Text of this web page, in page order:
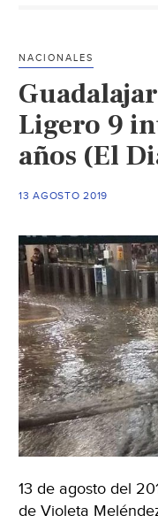
NACIONALES
Ligero 9
años (El
13 AGOSTO 2019
13 de agosto del
de Violeta